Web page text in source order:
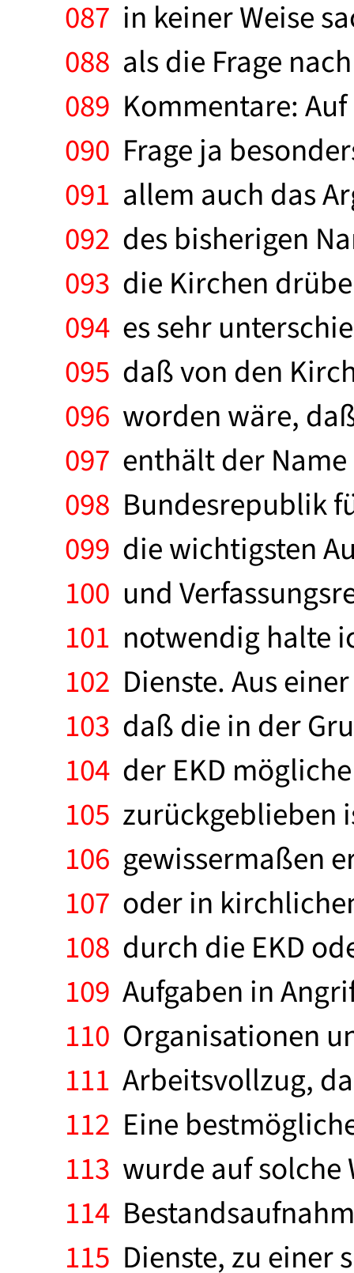
087 in keiner Weise
088 als die Frage
089 Kommentare:
090 Frage ja
091 allem auch das
092 des bisherigen
093 die Kirchen
094 es sehr
095 daß von den
096 worden wäre,
097 enthält der
098 Bundesrepublik
099 die wichtigsten
100 und
101 notwendig halte
102 Dienste. Aus
103 daß die in der
104 der EKD
105 zurückgeblieben
106 gewissermaßen
107 oder in
108 durch die EKD
109 Aufgaben in
110 Organisationen
111 Arbeitsvollzug,
112 Eine
113 wurde auf solche
114
115 Dienste, zu einer